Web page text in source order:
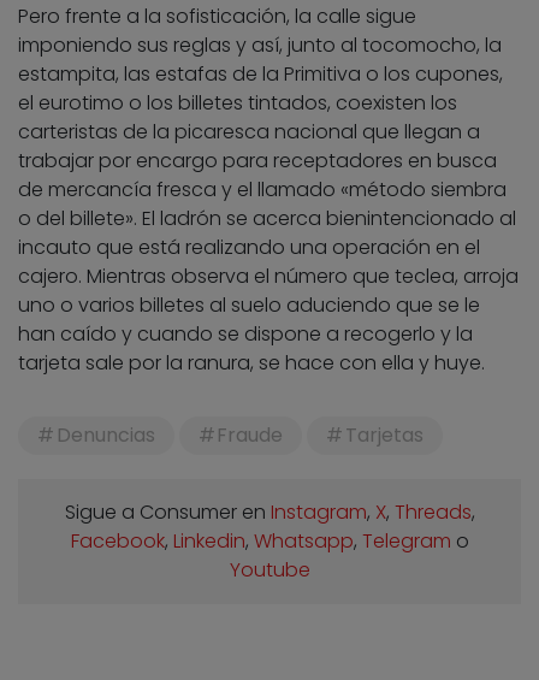
Pero frente a la sofisticación, la calle sigue
imponiendo sus reglas y así, junto al tocomocho, la
estampita, las estafas de la Primitiva o los cupones,
el eurotimo o los billetes tintados, coexisten los
carteristas de la picaresca nacional que llegan a
trabajar por encargo para receptadores en busca
de mercancía fresca y el llamado «método siembra
o del billete». El ladrón se acerca bienintencionado al
incauto que está realizando una operación en el
cajero. Mientras observa el número que teclea, arroja
uno o varios billetes al suelo aduciendo que se le
han caído y cuando se dispone a recogerlo y la
tarjeta sale por la ranura, se hace con ella y huye.
Denuncias Fraude Tarjetas
Sigue a Consumer en Instagram, X, Threads,
Facebook, Linkedin, Whatsapp, Telegram o
Youtube